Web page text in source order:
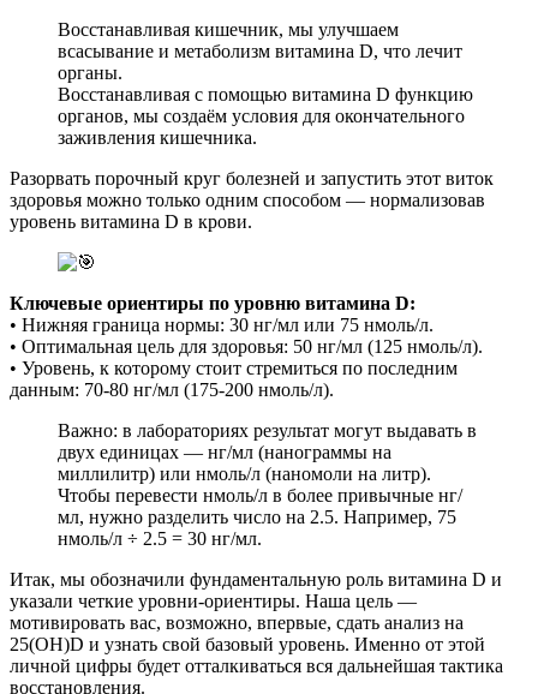
Восстанавливая кишечник, мы улучшаем
всасывание и метаболизм витамина D, что лечит
органы.
Восстанавливая с помощью витамина D функцию
органов, мы создаём условия для окончательного
заживления кишечника.
Разорвать порочный круг болезней и запустить этот виток
здоровья можно только одним способом — нормализовав
уровень витамина D в крови.
Ключевые ориентиры по уровню витамина D:
• Нижняя граница нормы: 30 нг/мл или 75 нмоль/л.
• Оптимальная цель для здоровья: 50 нг/мл (125 нмоль/л).
• Уровень, к которому стоит стремиться по последним
данным: 70-80 нг/мл (175-200 нмоль/л).
Важно: в лабораториях результат могут выдавать в
двух единицах — нг/мл (нанограммы на
миллилитр) или нмоль/л (наномоли на литр).
Чтобы перевести нмоль/л в более привычные нг/
мл, нужно разделить число на 2.5. Например, 75
нмоль/л ÷ 2.5 = 30 нг/мл.
Итак, мы обозначили фундаментальную роль витамина D и
указали четкие уровни-ориентиры. Наша цель —
мотивировать вас, возможно, впервые, сдать анализ на
25(OH)D и узнать свой базовый уровень. Именно от этой
личной цифры будет отталкиваться вся дальнейшая тактика
восстановления.